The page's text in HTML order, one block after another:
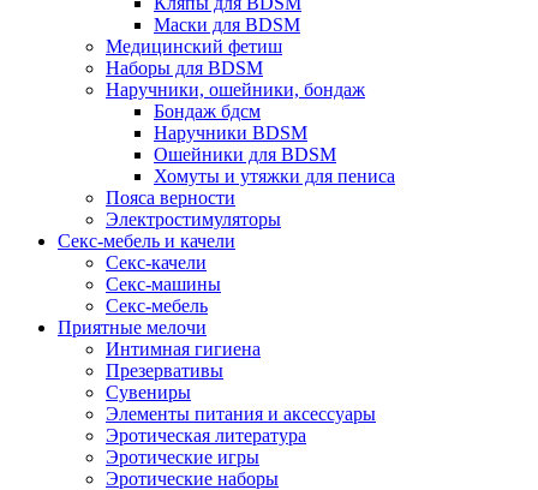
Маски для BDSM
Медицинский фетиш
Наборы для BDSM
Наручники, ошейники, бондаж
Бондаж бдсм
Наручники BDSM
Ошейники для BDSM
Хомуты и утяжки для пениса
Пояса верности
Электростимуляторы
Секс-мебель и качели
Секс-качели
Секс-машины
Секс-мебель
Приятные мелочи
Интимная гигиена
Презервативы
Сувениры
Элементы питания и аксессуары
Эротическая литература
Эротические игры
Эротические наборы